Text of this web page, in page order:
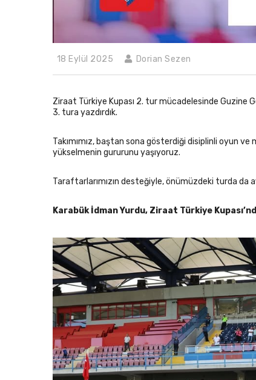
18 Eylül 2025 Dorian Sezen
Ziraat Türkiye Kupası 2. tur mücadelesinde Guzine
3. tura yazdırdık.
Takımımız, baştan sona gösterdiği disiplinli oyun
yükselmenin gururunu yaşıyoruz.
Taraftarlarımızın desteğiyle, önümüzdeki turda da
Karabük İdman Yurdu, Ziraat Türkiye